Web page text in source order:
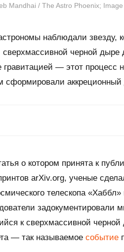
Mandhai / The Astro Phoenix;
наблюдали звезду,
сверхмассивной черной дыре
гравитацией — этот процесс
сформировали аккреционный
о котором принята к
arXiv.org, ученые
телескопа
задокументировали
к сверхмассивной
— так называемое событие